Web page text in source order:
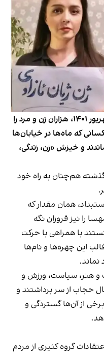
قتل حکومتی مهساژیناامینی در شهریور ۱۴۰۱، هزاران زن و مرد را
که ماه‌ها در خیابان‌ها
و خیزش «زن، زندگی،
هم‌چنان به راه خود
همان مقدار که
را نیز فروزان نگه
با همراهی با حرکت
این چهره‌ها و نام‌ها
نماند.
و هنر، سیاست، ورزش و
حجاب از سر برداشتند و
از آن‌ها گستردگی و
گروه کثیری از مردم